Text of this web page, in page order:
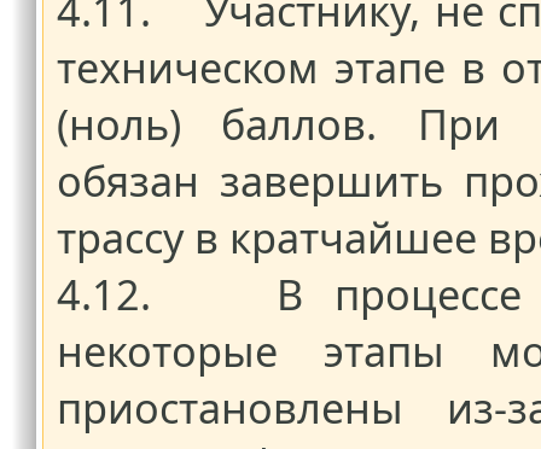
техническом этапе в
(ноль) баллов. При
обязан завершить
трассу в кратчайшее
4.12. В процессе
некоторые этапы
приостановлены